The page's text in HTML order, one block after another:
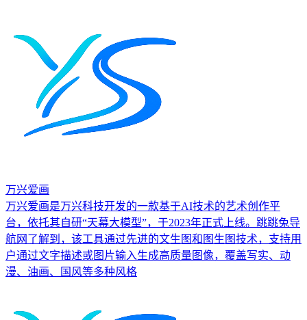
万兴爱画
万兴爱画是万兴科技开发的一款基于AI技术的艺术创作平
台，依托其自研“天幕大模型”，于2023年正式上线。跳跳兔导
航网了解到，该工具通过先进的文生图和图生图技术，支持用
户通过文字描述或图片输入生成高质量图像，覆盖写实、动
漫、油画、国风等多种风格